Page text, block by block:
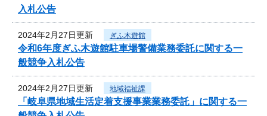
入札公告
2024年2月27日更新 ぎふ木遊館
令和6年度ぎふ木遊館駐車場警備業務委託に関する一
般競争入札公告
2024年2月27日更新 地域福祉課
「岐阜県地域生活定着支援事業業務委託」に関する一